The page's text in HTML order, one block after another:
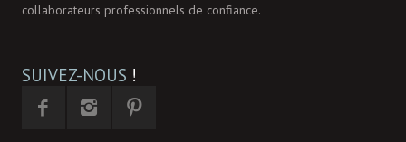
collaborateurs professionnels de confiance.
SUIVEZ-NOUS !